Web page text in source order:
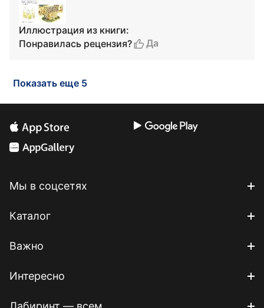
Иллюстрация из книги:
Понравилась рецензия?
Да
Показать еще 5
Мы в соцсетях
Каталог
Важно
Интересно